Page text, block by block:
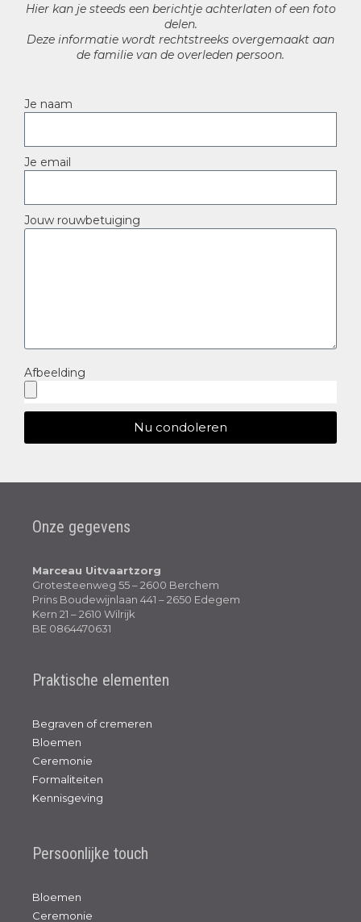
Hier kan je steeds een berichtje achterlaten of een foto
delen.
Deze informatie wordt rechtstreeks overgemaakt aan
de familie van de overleden persoon.
Je naam
Je email
Jouw rouwbetuiging
Afbeelding
Nu condoleren
Onze gegevens
Marceau Uitvaartzorg
Grotesteenweg 55 – 2600 Berchem
Prins Boudewijnlaan 441 – 2650 Edegem
Kern 21 – 2610 Wilrijk
BE 0864470631
Praktische elementen
Begraven of cremeren
Bloemen
Ceremonie
Formaliteiten
Kennisgeving
Persoonlijke touch
Bloemen
Ceremonie